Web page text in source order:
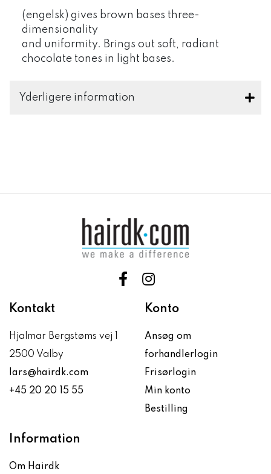
(engelsk) gives brown bases three-
dimensionality
and uniformity. Brings out soft, radiant
chocolate tones in light bases.
Yderligere information
Kontakt
Hjalmar Bergstøms vej 1
2500 Valby
lars@hairdk.com
+45 20 20 15 55
Konto
Ansøg om
forhandlerlogin
Frisørlogin
Min konto
Bestilling
Information
Om Hairdk